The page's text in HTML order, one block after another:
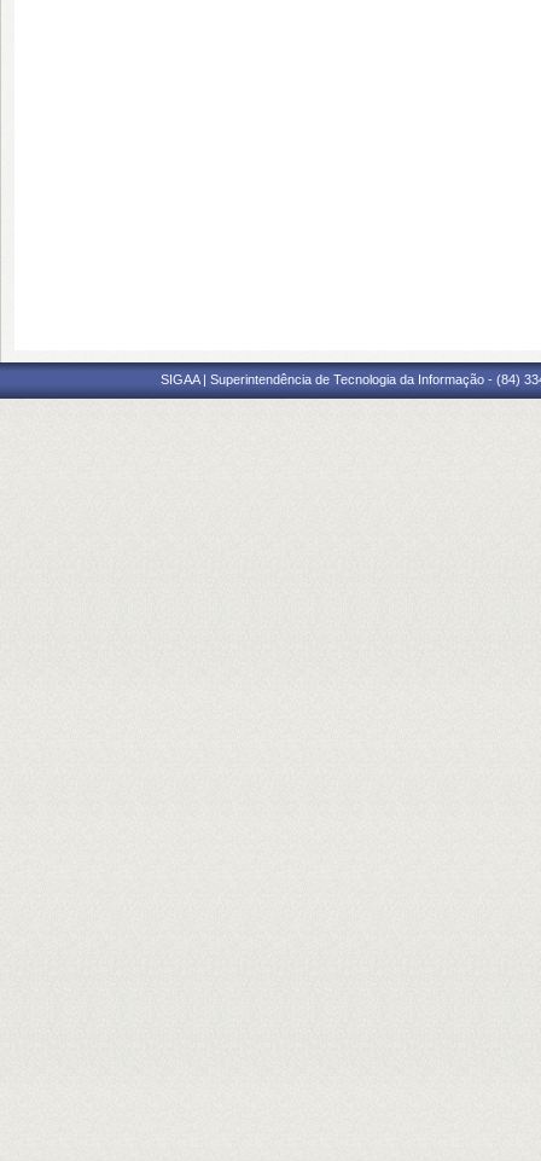
SIGAA | Superintendência de Tecnologia da Informação - (84)